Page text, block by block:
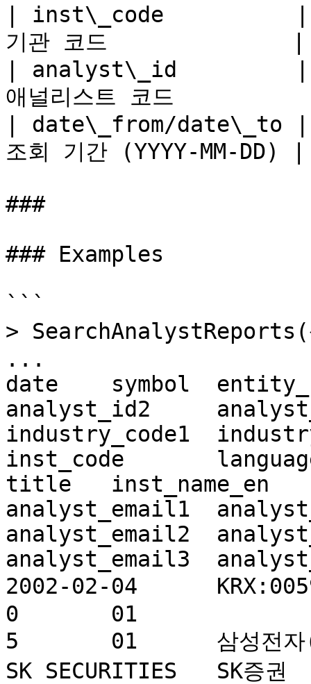
| inst\_code
기관 코드              |
| analyst\_id
애널리스트 코드
| date\_from/
조회 기간 (YYYY-MM-DD) |
###
### Examples
```
> SearchAnalystReports(
...
date	symbol	entity_name	analyst_id1
analyst_id2	analyst_id3	class
industry_code1	industry_code2	industry_code3
inst_code	language	seq	subclass
title	inst_name_en	inst_name_ko
analyst_email1	analyst_name1	analyst_tel1
analyst_email2	analyst_name2	analyst_tel2
analyst_email3	analyst_name3	analyst_tel3
2002-02-04	KRX:005930	삼성전자	269	0
0	01				860123	0
5	01	삼성전자(05930/Outperform/300,500원)
SK SECURITIES	SK증권		전우종